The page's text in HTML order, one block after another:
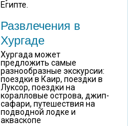
Египте.
Развлечения в
Хургаде
Хургада может
предложить самые
разнообразные экскурсии:
поездки в Каир, поездки в
Луксор, поездки на
коралловые острова, джип-
сафари, путешествия на
подводной лодке и
акваскопе